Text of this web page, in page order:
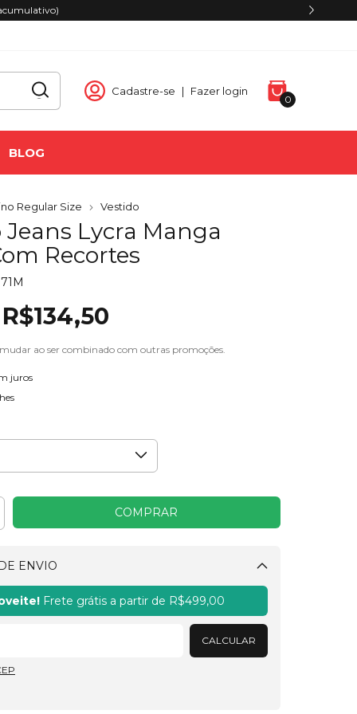
Cadastre-se | Fazer login
0
BLOG
Regular Size Vestido
Jeans Lycra Manga
Recortes
R$134,50
ao ser combinado com outras promoções.
juros
ENVIO
Frete grátis a partir de R$499,00
CALCULAR